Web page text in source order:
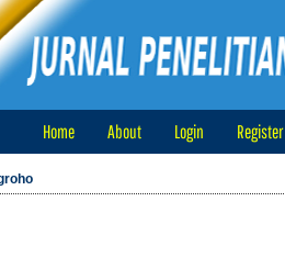
Home About Login Register